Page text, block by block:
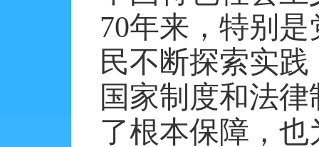
70年来，特别
民不断探索实
国家制度和法
了根本保障，